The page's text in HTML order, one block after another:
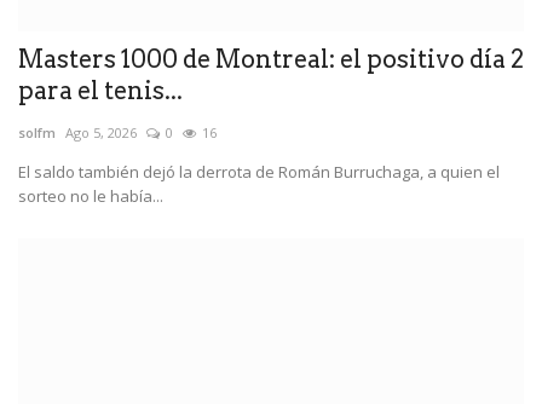
Masters 1000 de Montreal: el positivo día 2
para el tenis...
solfm Ago 5, 2026 0 16
El saldo también dejó la derrota de Román Burruchaga, a quien el
sorteo no le había...